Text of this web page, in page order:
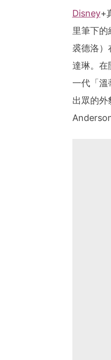
Disney+
里筆下
裘德洛
達琳。在
一代「
出眾的外
Anderson